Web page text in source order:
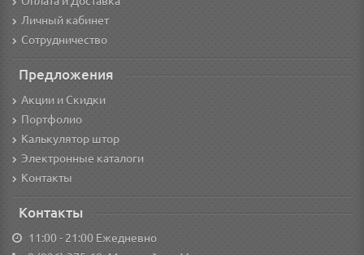
Личный кабинет
Сотрудничество
Предложения
Акции и Скидки
Портфолио
Калькулятор штор
Электронные каталоги
Контакты
Контакты
11:00 - 21:00 Ежедневно